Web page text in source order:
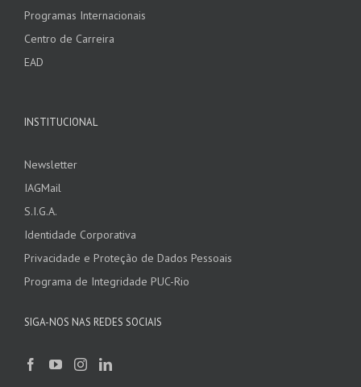
Programas Internacionais
Centro de Carreira
EAD
INSTITUCIONAL
Newsletter
IAGMail
S.I.G.A.
Identidade Corporativa
Privacidade e Proteção de Dados Pessoais
Programa de Integridade PUC-Rio
SIGA-NOS NAS REDES SOCIAIS